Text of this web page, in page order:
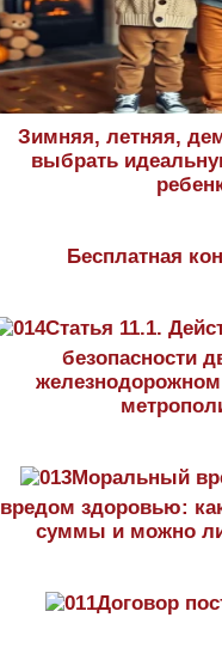
Зимняя, летняя,
выбрать
Бесплатная
Статья 11.1.
безопасности
железнодорожном
Моральный
вредом здоровью:
суммы и можно
Договор